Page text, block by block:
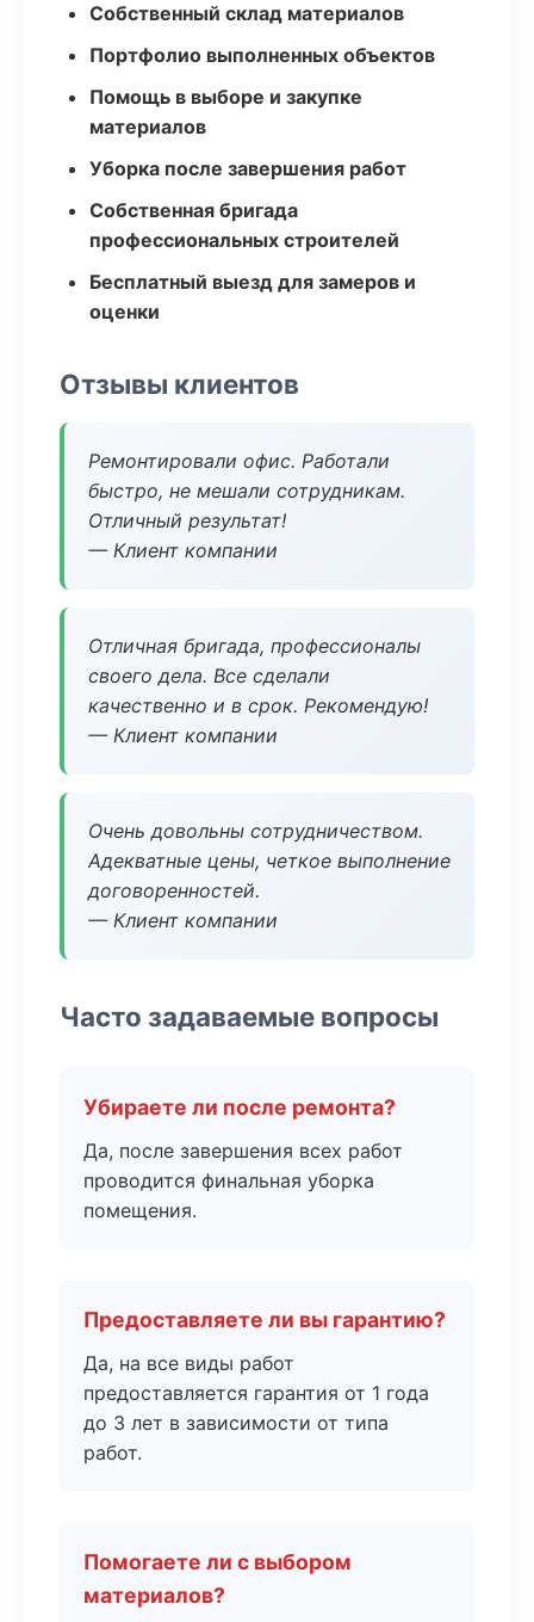
Собственный склад материалов
Портфолио выполненных объектов
Помощь в выборе и закупке
материалов
Уборка после завершения работ
Собственная бригада
профессиональных строителей
Бесплатный выезд для замеров и
оценки
Отзывы клиентов
Ремонтировали офис. Работали
быстро, не мешали сотрудникам.
Отличный результат!
— Клиент компании
Отличная бригада, профессионалы
своего дела. Все сделали
качественно и в срок. Рекомендую!
— Клиент компании
Очень довольны сотрудничеством.
Адекватные цены, четкое выполнение
договоренностей.
— Клиент компании
Часто задаваемые вопросы
Убираете ли после ремонта?
Да, после завершения всех работ
проводится финальная уборка
помещения.
Предоставляете ли вы гарантию?
Да, на все виды работ
предоставляется гарантия от 1 года
до 3 лет в зависимости от типа
работ.
Помогаете ли с выбором
материалов?